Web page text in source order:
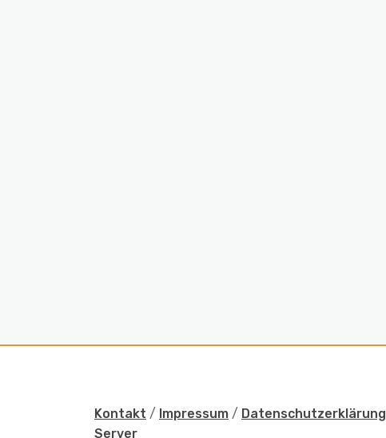
Kontakt / Impressum / Datenschutzerklärung
Server